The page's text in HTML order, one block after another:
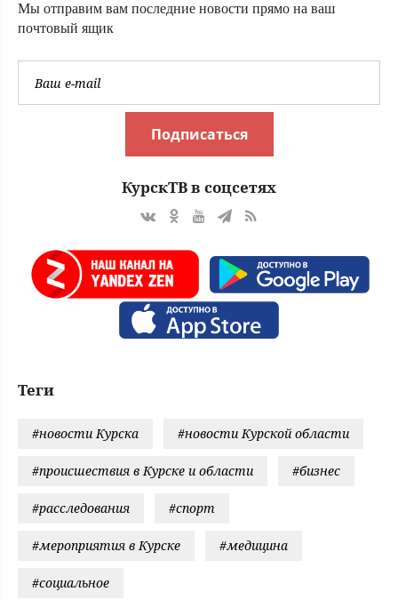
Новости СВО,
военные сводки -
интерактивная
карта боевых
Мы отправим вам последние новости прямо на ваш
почтовый ящик
Подписаться
КурскТВ в соцсетях
Теги
#новости Курска #новости Курской области
#происшествия в Курске и области #бизнес
#расследования #спорт
#мероприятия в Курске #медицина
#социальное